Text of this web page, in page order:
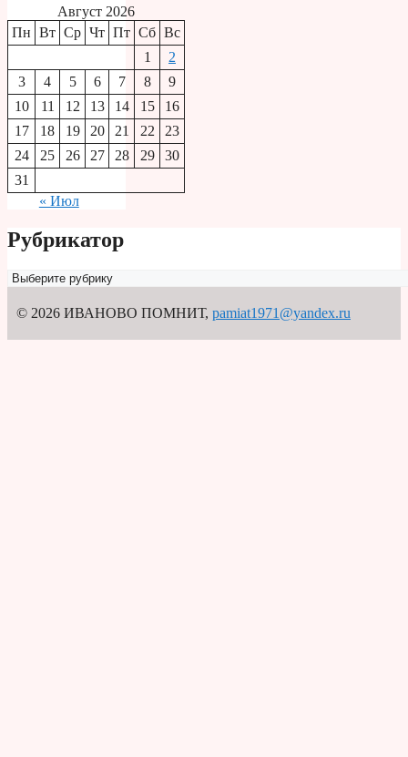
Август 2026
Пн Вт Ср Чт Пт Сб Вс
1
2
3
4 5 6 7 8
9
10
11 12 13 14 15
16
17
18 19 20 21 22
23
24
25 26 27 28 29
30
31
« Июл
Рубрикатор
Рубрикатор
© 2026 ИВАНОВО ПОМНИТ, pamiat1971@yandex.ru